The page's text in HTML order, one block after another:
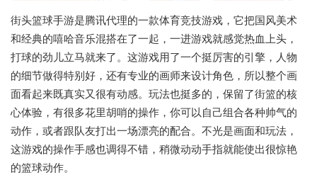
街头篮球手游是腾讯代理的一款体育竞技游戏，它把国风美术
和经典的嘻哈音乐混搭在了一起，一进游戏就感觉热血上头，
打球的劲儿立马就来了。这游戏用了一个挺厉害的引擎，人物
的细节做得特别好，还有专业的画师来设计角色，所以整个画
面看起来既真实又很有动感。玩法也挺多的，保留了街篮的核
心体验，有很多花里胡哨的操作，你可以自己组合各种帅气的
动作，或者跟队友打出一场漂亮的配合。不光是画面和玩法，
这游戏的操作手感也调得不错，稍微动动手指就能使出很惊艳
的篮球动作。